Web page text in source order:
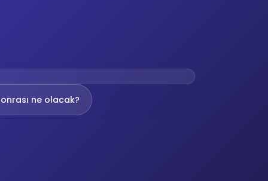
ne olacak?